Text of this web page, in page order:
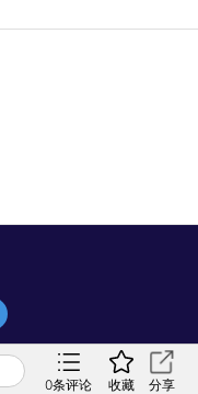
0条评论 收藏 分享